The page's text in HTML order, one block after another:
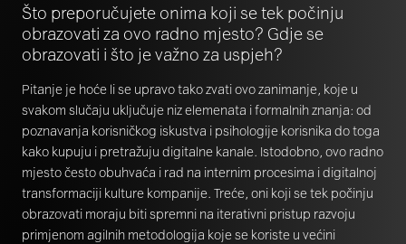
Što preporučujete onima koji se tek počinju
obrazovati za ovo radno mjesto? Gdje se
obrazovati i što je važno za uspjeh?
Pitanje je hoće li se upravo tako zvati ovo zanimanje, koje u
svakom slučaju uključuje niz elemenata i formalnih znanja: od
poznavanja korisničkog iskustva i psihologije korisnika do toga
kako kupuju i pretražuju digitalne kanale. Istodobno, ovo radno
mjesto često obuhvaća i rad na internim procesima i digitalnoj
transformaciji kulture kompanije. Treće, oni koji se tek počinju
obrazovati moraju biti spremni na iterativni pristup razvoju
primjenom agilnih metodologija koje se koriste u većini